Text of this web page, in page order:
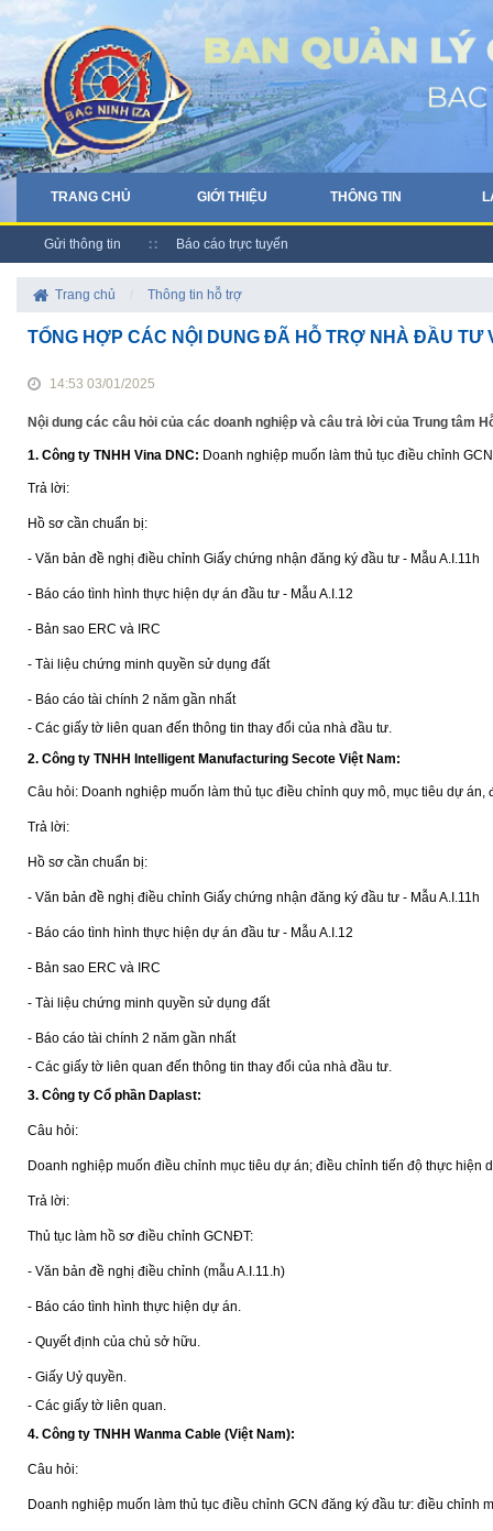
TRANG CHỦ GIỚI THIỆU THÔNG TIN
Gửi thông tin Báo cáo trực tuyến
Trang chủ Thông tin hỗ trợ
TỔNG HỢP CÁC NỘI DUNG ĐÃ HỖ TRỢ NHÀ ĐẦU TƯ
14:53 03/01/2025
Nội dung các câu hỏi của các doanh nghiệp và câu trả lời của Trung tâm
1. Công ty TNHH Vina DNC: Doanh nghiệp muốn làm thủ tục điều chỉnh
Trả lời:
Hồ sơ cần chuẩn bị:
- Văn bản đề nghị điều chỉnh Giấy chứng nhận đăng ký đầu tư - Mẫu A.I.11h
- Báo cáo tình hình thực hiện dự án đầu tư - Mẫu A.I.12
- Bản sao ERC và IRC
- Tài liệu chứng minh quyền sử dụng đất
- Báo cáo tài chính 2 năm gần nhất
- Các giấy tờ liên quan đến thông tin thay đổi của nhà đầu tư.
2. Công ty TNHH Intelligent Manufacturing Secote Việt Nam:
Câu hỏi: Doanh nghiệp muốn làm thủ tục điều chỉnh quy mô, mục tiêu dự án,
Trả lời:
Hồ sơ cần chuẩn bị:
- Văn bản đề nghị điều chỉnh Giấy chứng nhận đăng ký đầu tư - Mẫu A.I.11h
- Báo cáo tình hình thực hiện dự án đầu tư - Mẫu A.I.12
- Bản sao ERC và IRC
- Tài liệu chứng minh quyền sử dụng đất
- Báo cáo tài chính 2 năm gần nhất
- Các giấy tờ liên quan đến thông tin thay đổi của nhà đầu tư.
3. Công ty Cổ phần Daplast:
Câu hỏi:
Doanh nghiệp muốn điều chỉnh mục tiêu dự án; điều chỉnh tiến độ thực hiện
Trả lời:
Thủ tục làm hồ sơ điều chỉnh GCNĐT:
- Văn bản đề nghị điều chỉnh (mẫu A.I.11.h)
- Báo cáo tình hình thực hiện dự án.
- Quyết định của chủ sở hữu.
- Giấy Uỷ quyền.
- Các giấy tờ liên quan.
4. Công ty TNHH Wanma Cable (Việt Nam):
Câu hỏi:
Doanh nghiệp muốn làm thủ tục điều chỉnh GCN đăng ký đầu tư: điều chỉnh